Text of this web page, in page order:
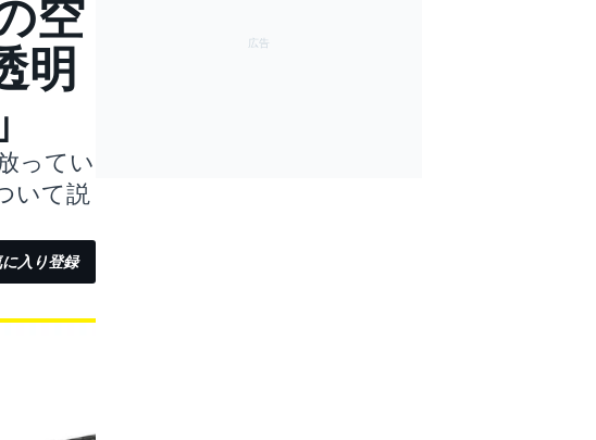
空
明
ってい
いて説
に入り登録